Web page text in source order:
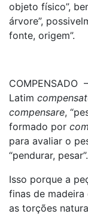
objeto físico”,
árvore”,
fonte, origem”.
COMPENSADO
Latim
compensare,
formado por
para avaliar o
“pendurar, pesar”.
Isso porque a
finas de
as torções